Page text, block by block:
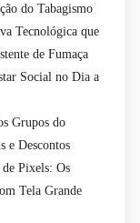
do Tabagismo
Tecnológica que
de Fumaça
Social no Dia a
Grupos do
e Descontos
de Pixels: Os
Tela Grande